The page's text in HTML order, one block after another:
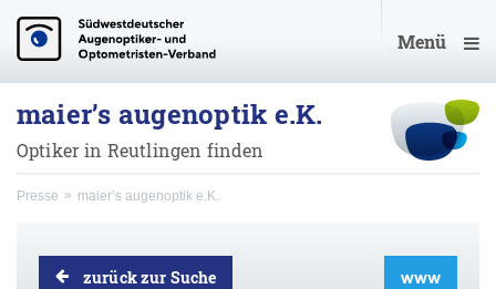
Menü
maier’s augenoptik e.K.
Optiker in Reutlingen finden
Presse maier’s augenoptik e.K.
zurück zur Suche